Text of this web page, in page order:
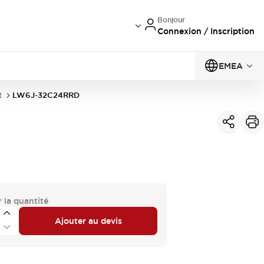
Bonjour
Connexion / Inscription
EMEA
LW6J-32C24RRD
la quantité
Ajouter au devis